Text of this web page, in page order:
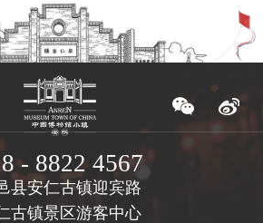
- 8822 4567
县安仁古镇迎宾路
古镇景区游客中心